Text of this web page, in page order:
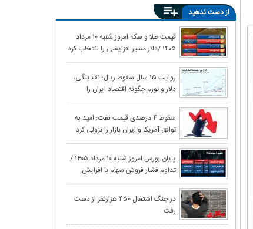
از دست ندهید
قیمت طلا و سکه امروز شنبه ۱۰ مرداد
۱۴۰۵ /دلار مسیر افزایشی را انتخاب کرد
روایت ۱۵ سال سقوط ریال؛ نقدینگی،
دلار و تورم چگونه اقتصاد ایران را
فرسوده کردند؟
سقوط ۴ درصدی قیمت نفت؛ امید به
توافق آمریکا و ایران بازار را نزولی کرد
پایان بورس امروز شنبه ۱۰ مرداد ۱۴۰۵ /
تداوم فشار فروش سهام با افزایش
ریسک‌های سیاسی
در جنگ اشتغال ۴۵۰ هزارنفر از دست
رفت